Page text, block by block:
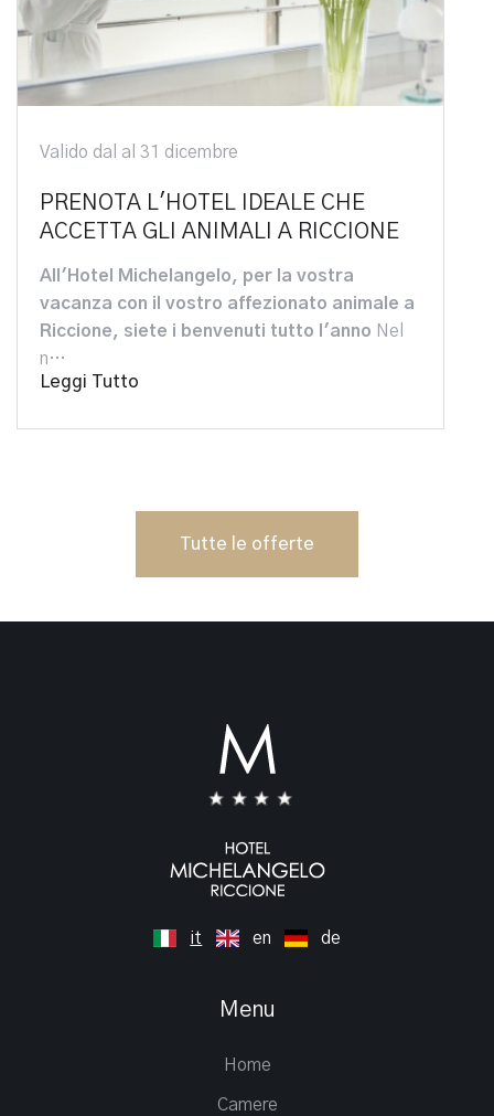
Valido dal al 31 dicembre
PRENOTA L'HOTEL IDEALE CHE
ACCETTA GLI ANIMALI A RICCIONE
All'Hotel Michelangelo, per la vostra
vacanza con il vostro affezionato animale a
Riccione, siete i benvenuti tutto l'anno Nel
n…
Leggi Tutto
Tutte le offerte
it en de
Menu
Home
Camere